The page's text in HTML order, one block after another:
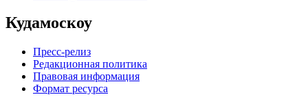
Кудамоскоу
Пресс-релиз
Редакционная политика
Правовая информация
Формат ресурса